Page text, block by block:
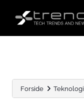
Forside Teknologi